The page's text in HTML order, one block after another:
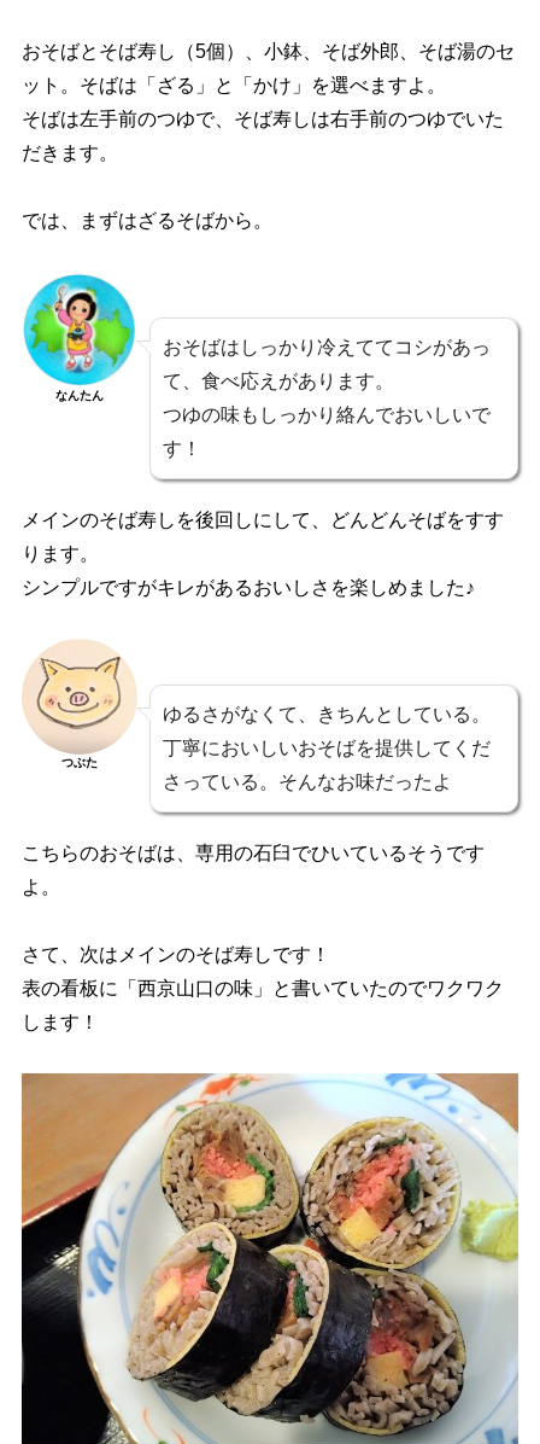
おそばとそば寿し（5個）、小鉢、そば外郎、そば湯のセ
ット。そばは「ざる」と「かけ」を選べますよ。
そばは左手前のつゆで、そば寿しは右手前のつゆでいた
だきます。
では、まずはざるそばから。
なんたん
おそばはしっかり冷えててコシがあっ
て、食べ応えがあります。
つゆの味もしっかり絡んでおいしいで
す！
メインのそば寿しを後回しにして、どんどんそばをすす
ります。
シンプルですがキレがあるおいしさを楽しめました♪
つぶた
ゆるさがなくて、きちんとしている。
丁寧においしいおそばを提供してくだ
さっている。そんなお味だったよ
こちらのおそばは、専用の石臼でひいているそうです
よ。
さて、次はメインのそば寿しです！
表の看板に「西京山口の味」と書いていたのでワクワク
します！